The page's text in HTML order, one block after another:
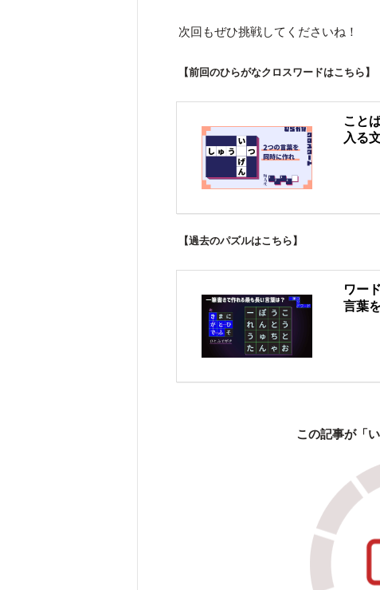
次回もぜひ挑戦してくださいね！
【前回のひらがなクロスワードはこちら】
こと
入る
【過去のパズルはこちら】
ワー
言葉
この記事が「